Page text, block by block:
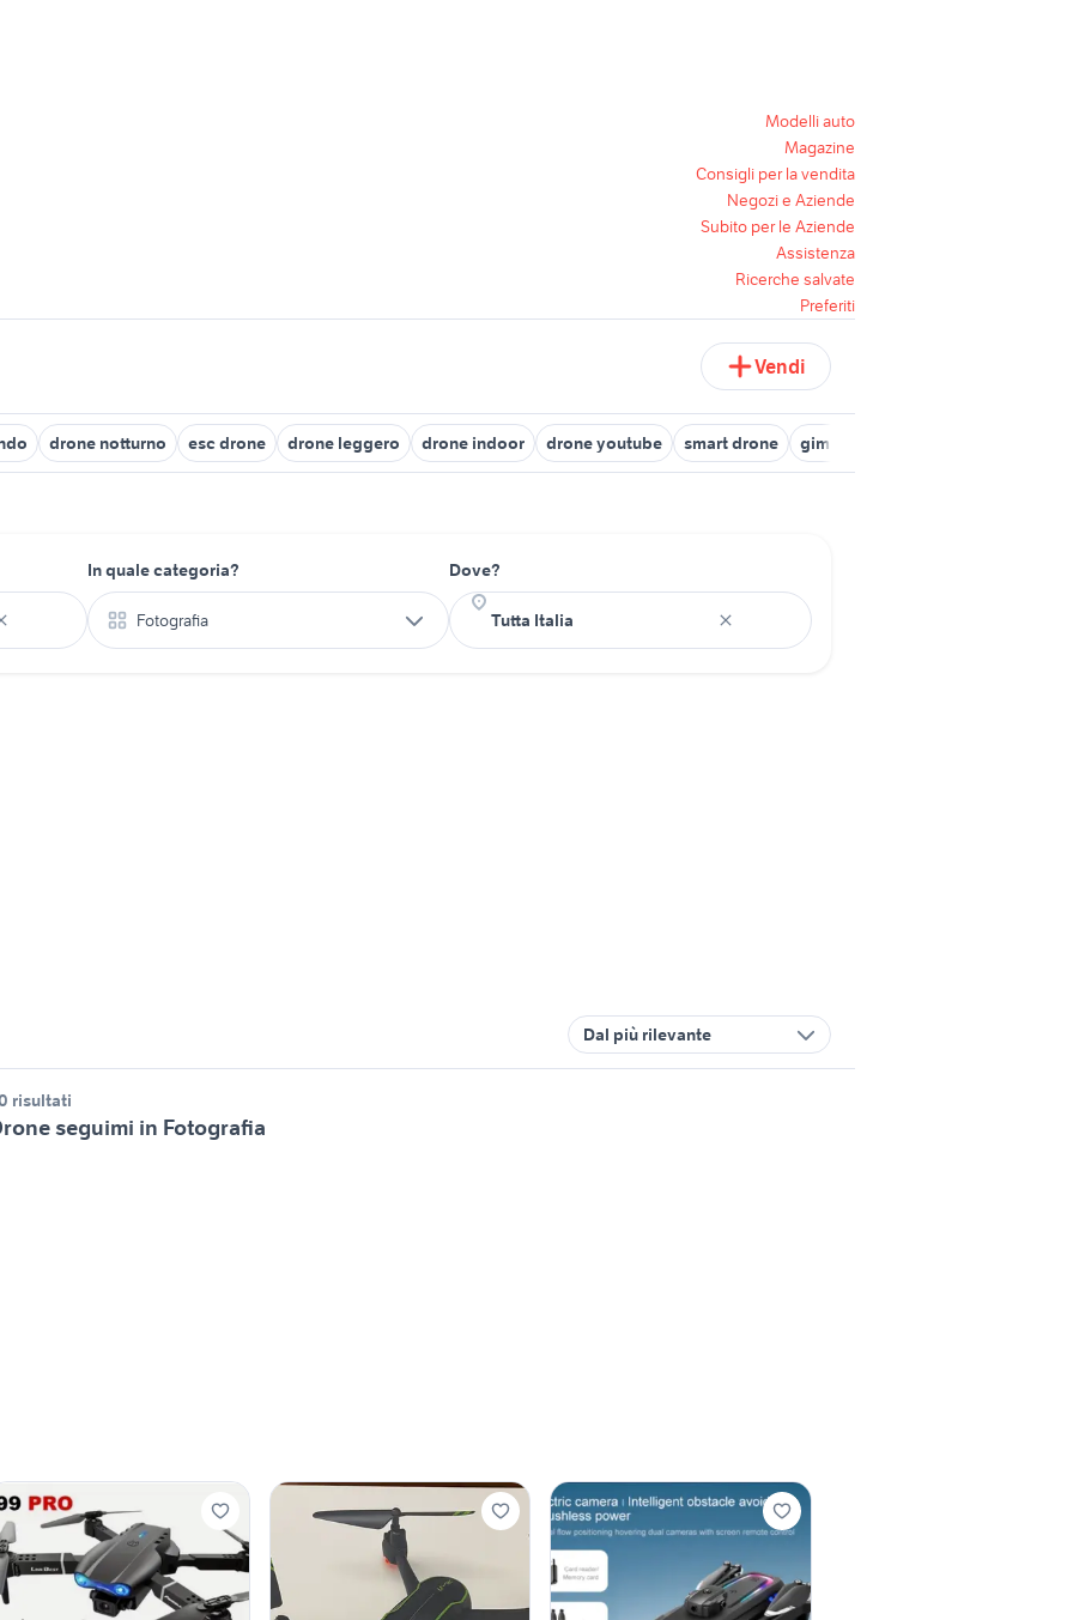
Modelli auto
Magazine
Consigli per la vendita
Negozi e Aziende
Subito per le Aziende
Assistenza
Ricerche salvate
Preferiti
Vendi
drone notturno esc drone drone leggero drone indoor drone youtube smart drone gimbal drone
In quale categoria?
Fotografia
Dove?
Dal più rilevante
risultati
seguimi in Fotografia